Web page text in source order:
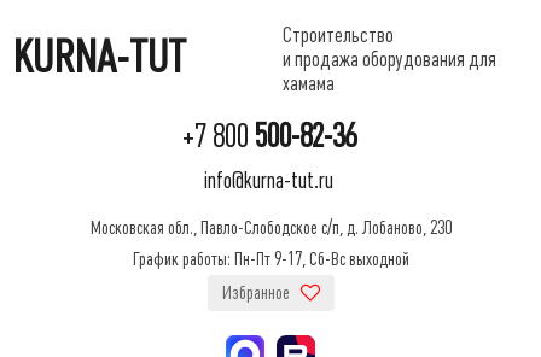
KURNA-TUT
Строительство
и продажа оборудования для
хамама
+7 800 500-82-36
info@kurna-tut.ru
Московская обл., Павло-Слободское с/п, д. Лобаново, 230
График работы: Пн-Пт 9-17, Сб-Вс выходной
Избранное